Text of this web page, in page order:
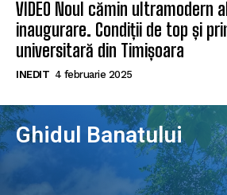
VIDEO Noul cămin ultramodern
inaugurare. Condiții de top și
universitară din Timișoara
INEDIT 4 februarie 2025
Ghidul Banatului